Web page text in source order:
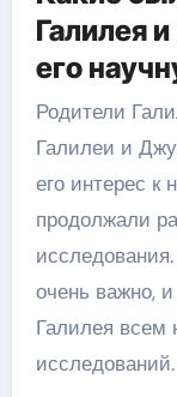
Галилея
его
Родители
Галилеи и
его интерес к
продолжали
очень важно,
Галилея всем
исследований.